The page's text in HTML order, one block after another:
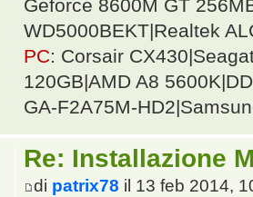
Geforce 8600M GT
WD5000BEKT|Realtek
PC: Corsair
120GB|AMD A8
GA-F2A75M-
Re: Installazione
di patrix78 il 13 feb 2014,